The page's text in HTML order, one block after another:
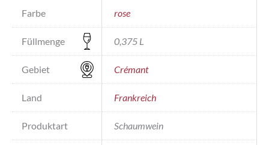
Farbe rose
Füllmenge 0,375 L
Gebiet Crémant
Land Frankreich
Produktart Schaumwein